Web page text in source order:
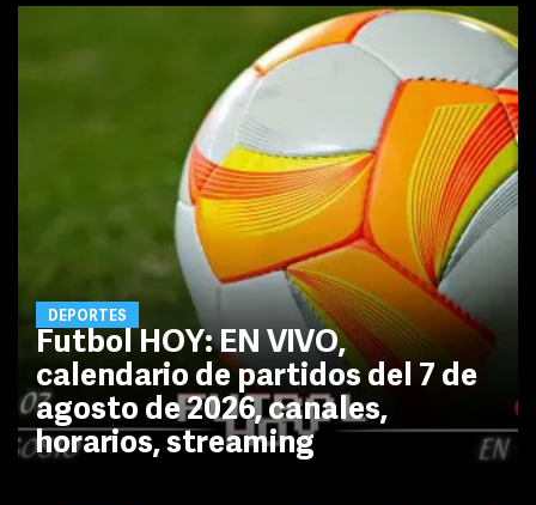
DEPORTES
Futbol HOY: EN VIVO,
calendario de partidos del 7 de
agosto de 2026, canales,
horarios, streaming